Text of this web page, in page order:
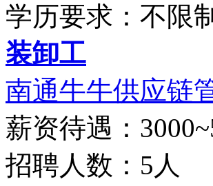
学历要求：不限
装卸工
南通牛牛供应链
薪资待遇：
招聘人数：5人